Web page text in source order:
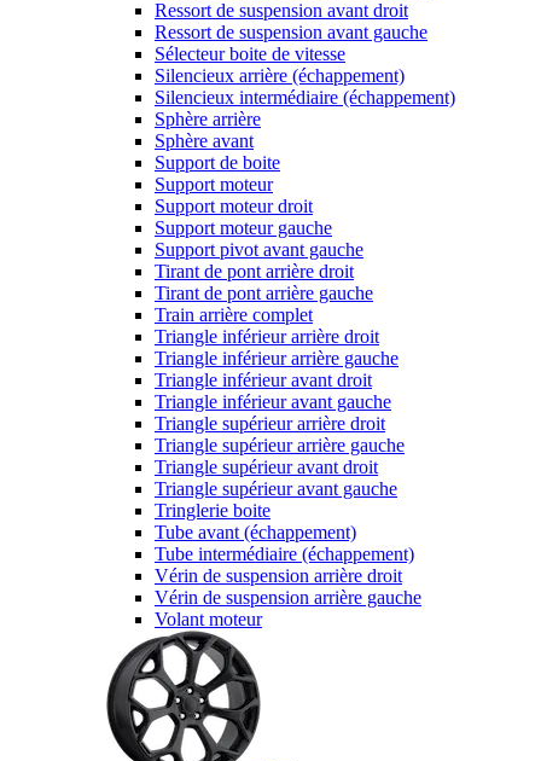
Ressort de suspension avant droit
Ressort de suspension avant gauche
Sélecteur boite de vitesse
Silencieux arrière (échappement)
Silencieux intermédiaire (échappement)
Sphère arrière
Sphère avant
Support de boite
Support moteur
Support moteur droit
Support moteur gauche
Support pivot avant gauche
Tirant de pont arrière droit
Tirant de pont arrière gauche
Train arrière complet
Triangle inférieur arrière droit
Triangle inférieur arrière gauche
Triangle inférieur avant droit
Triangle inférieur avant gauche
Triangle supérieur arrière droit
Triangle supérieur arrière gauche
Triangle supérieur avant droit
Triangle supérieur avant gauche
Tringlerie boite
Tube avant (échappement)
Tube intermédiaire (échappement)
Vérin de suspension arrière droit
Vérin de suspension arrière gauche
Volant moteur